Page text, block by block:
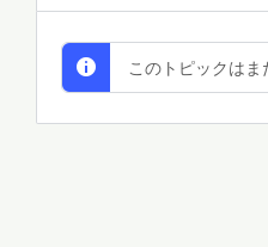
このトピックはま